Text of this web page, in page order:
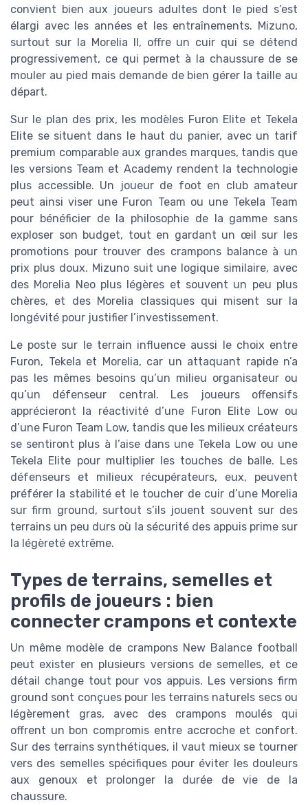
convient bien aux joueurs adultes dont le pied s’est
élargi avec les années et les entraînements. Mizuno,
surtout sur la Morelia II, offre un cuir qui se détend
progressivement, ce qui permet à la chaussure de se
mouler au pied mais demande de bien gérer la taille au
départ.
Sur le plan des prix, les modèles Furon Elite et Tekela
Elite se situent dans le haut du panier, avec un tarif
premium comparable aux grandes marques, tandis que
les versions Team et Academy rendent la technologie
plus accessible. Un joueur de foot en club amateur
peut ainsi viser une Furon Team ou une Tekela Team
pour bénéficier de la philosophie de la gamme sans
exploser son budget, tout en gardant un œil sur les
promotions pour trouver des crampons balance à un
prix plus doux. Mizuno suit une logique similaire, avec
des Morelia Neo plus légères et souvent un peu plus
chères, et des Morelia classiques qui misent sur la
longévité pour justifier l’investissement.
Le poste sur le terrain influence aussi le choix entre
Furon, Tekela et Morelia, car un attaquant rapide n’a
pas les mêmes besoins qu’un milieu organisateur ou
qu’un défenseur central. Les joueurs offensifs
apprécieront la réactivité d’une Furon Elite Low ou
d’une Furon Team Low, tandis que les milieux créateurs
se sentiront plus à l’aise dans une Tekela Low ou une
Tekela Elite pour multiplier les touches de balle. Les
défenseurs et milieux récupérateurs, eux, peuvent
préférer la stabilité et le toucher de cuir d’une Morelia
sur firm ground, surtout s’ils jouent souvent sur des
terrains un peu durs où la sécurité des appuis prime sur
la légèreté extrême.
Types de terrains, semelles et
profils de joueurs : bien
connecter crampons et contexte
Un même modèle de crampons New Balance football
peut exister en plusieurs versions de semelles, et ce
détail change tout pour vos appuis. Les versions firm
ground sont conçues pour les terrains naturels secs ou
légèrement gras, avec des crampons moulés qui
offrent un bon compromis entre accroche et confort.
Sur des terrains synthétiques, il vaut mieux se tourner
vers des semelles spécifiques pour éviter les douleurs
aux genoux et prolonger la durée de vie de la
chaussure.